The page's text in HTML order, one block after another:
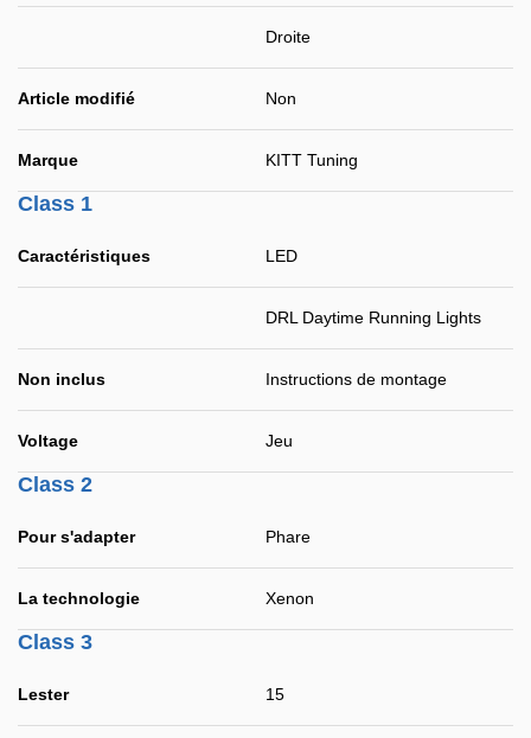
Droite
Article modifié Non
Marque KITT Tuning
Class 1
Caractéristiques LED
DRL Daytime Running Lights
Non inclus Instructions de montage
Voltage Jeu
Class 2
Pour s'adapter Phare
La technologie Xenon
Class 3
Lester 15